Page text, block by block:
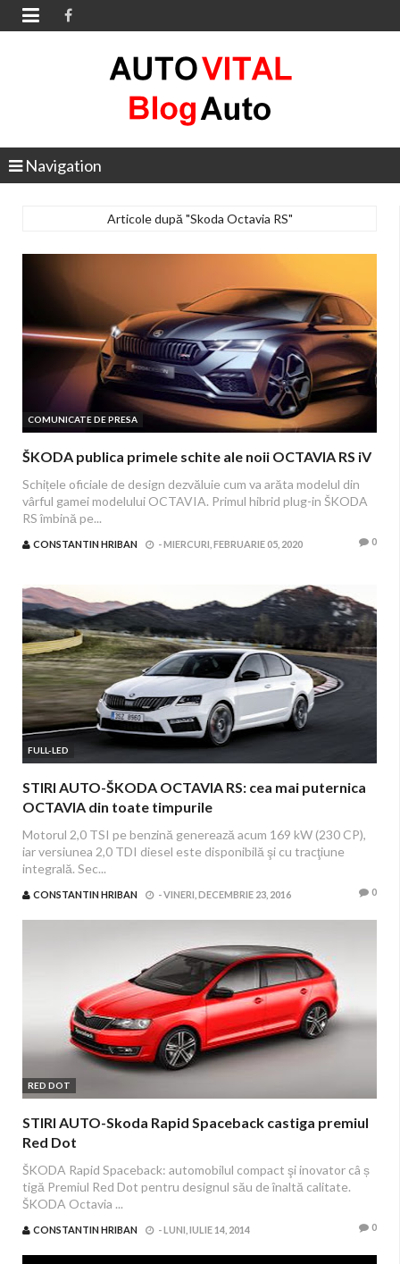

Navigation
Articole după "Skoda Octavia RS"
COMUNICATE DE PRESA
ŠKODA publica primele schite ale noii OCTAVIA RS iV
Schițele oficiale de design dezvăluie cum va arăta modelul din
vârful gamei modelului OCTAVIA. Primul hibrid plug-in ŠKODA
RS îmbină pe...
CONSTANTIN HRIBAN -MIERCURI, FEBRUARIE 05, 2020 0
FULL-LED
STIRI AUTO-ŠKODA OCTAVIA RS: cea mai puternica
OCTAVIA din toate timpurile
Motorul 2,0 TSI pe benzină generează acum 169 kW (230 CP),
iar versiunea 2,0 TDI diesel este disponibilă şi cu tracţiune
integrală. Sec...
CONSTANTIN HRIBAN -VINERI, DECEMBRIE 23, 2016 0
RED DOT
STIRI AUTO-Skoda Rapid Spaceback castiga premiul
Red Dot
ŠKODA Rapid Spaceback: automobilul compact şi inovator câ ș
tigă Premiul Red Dot pentru designul său de înaltă calitate.
ŠKODA Octavia ...
CONSTANTIN HRIBAN -LUNI, IULIE 14, 2014 0